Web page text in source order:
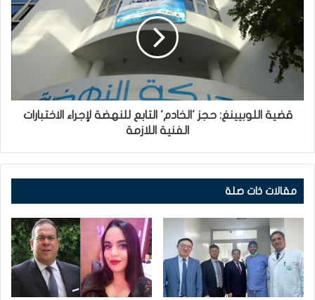
قضية اللوبيينغ: حجز 'الخادم' التابع للنهضة لإجراء الاختبارات
الفنية اللازمة
مقالات ذات صلة